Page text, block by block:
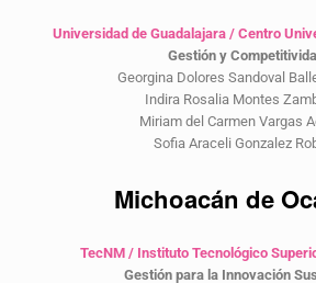
Universidad de Guadalajara / Centro
Gestión y
Georgina Dolores Sandoval
Indira Rosalia Montes
Miriam del Carmen Vargas
Sofia Araceli Gonzalez
Michoacán de
TecNM / Instituto Tecnológico
Gestión para la Innovación